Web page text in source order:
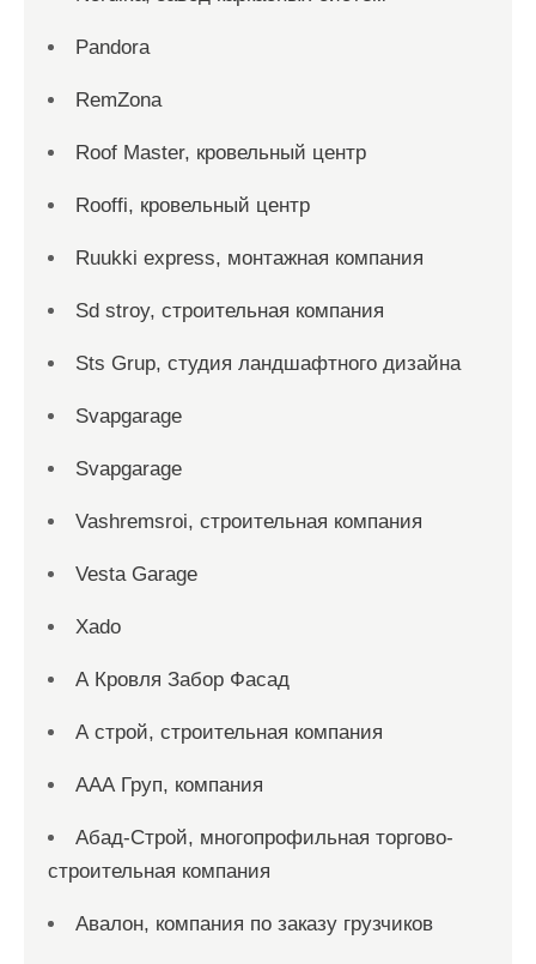
Pandora
RemZona
Roof Master, кровельный центр
Rooffi, кровельный центр
Ruukki express, монтажная компания
Sd stroy, строительная компания
Sts Grup, студия ландшафтного дизайна
Svapgarage
Svapgarage
Vashremsroi, строительная компания
Vesta Garage
Xado
А Кровля Забор Фасад
А строй, строительная компания
ААА Груп, компания
Абад-Строй, многопрофильная торгово-
строительная компания
Авалон, компания по заказу грузчиков